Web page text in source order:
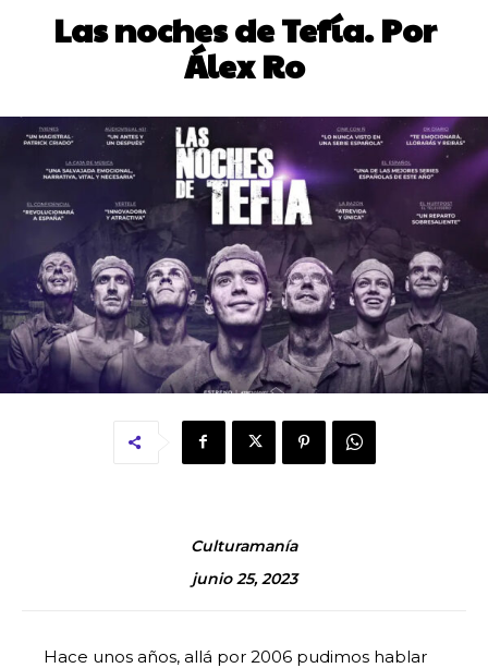
Las noches de Tefía. Por
Álex Ro
Culturamanía
junio 25, 2023
Hace unos años, allá por 2006 pudimos hablar